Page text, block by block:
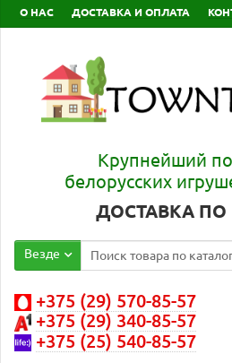
О НАС ДОСТАВКА И ОПЛАТА
Крупнейший
белорусских
ДОСТАВКА ПО
Везде
+375 (29) 570-85-57
+375 (29) 340-85-57
+375 (25) 540-85-57